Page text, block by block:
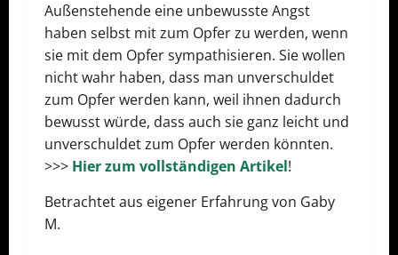
Außenstehende eine unbewusste Angst
haben selbst mit zum Opfer zu werden, wenn
sie mit dem Opfer sympathisieren. Sie wollen
nicht wahr haben, dass man unverschuldet
zum Opfer werden kann, weil ihnen dadurch
bewusst würde, dass auch sie ganz leicht und
unverschuldet zum Opfer werden könnten.
>>> Hier zum vollständigen Artikel!
Betrachtet aus eigener Erfahrung von Gaby
M.